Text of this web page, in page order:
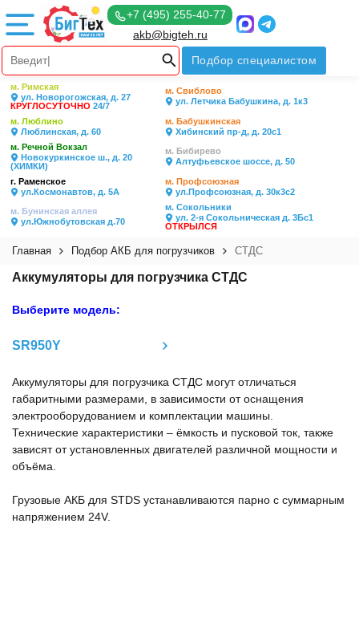
+7 (495) 255-40-77
akb@bigteh.ru
Подбор специалистом
м. Римская
ул. Новорогожская, д. 27
КРУГЛОСУТОЧНО 24/7
м. Свиблово
ул. Летчика Бабушкина, д. 1к3
м. Люблино
Люблинская, д. 60
м. Бабушкинская
Хибинский пр-д, д. 20с1
м. Речной Вокзал
Новокуркинское ш., д. 20
(ХИМКИ)
м. Бибирево
Алтуфьевское шоссе, д. 50
г. Раменское
ул.Космонавтов, д. 5А
м. Профсоюзная
ул.Профсоюзная, д. 30к3с2
м. Бунинская аллея
ул.Южнобутовская д.70
м. Сокольники
ул. 2-я Сокольническая д. 3Бс1
ОТКРЫЛСЯ
Главная Подбор АКБ для погрузчиков СТДС
Аккумуляторы для погрузчика СТДС
Выберите модель:
SR950Y
Аккумуляторы для погрузчика СТДС могут отличаться
габаритными размерами, в зависимости от оснащения
электрооборудованием и комплектации машины.
Технические характеристики – ёмкость и пусковой ток, также
зависят от установленных двигателей различной мощности и
объёма.
Грузовые АКБ для STDS устанавливаются парно с суммарным
напряжением 24V.